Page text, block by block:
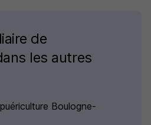
de
les autres
Boulogne-